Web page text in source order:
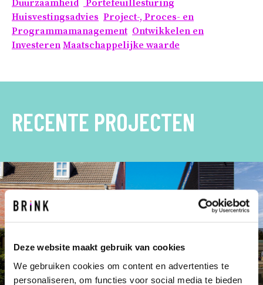
Deze website maakt gebruik van cookies
We gebruiken cookies om content en advertenties te
personaliseren, om functies voor social media te bieden
Duurzaamheid Portefeuillesturing
Huisvestingsadvies Project-, Proces- en
Programmamanagement Ontwikkelen en
Investeren Maatschappelijke waarde
RECENTE PROJECTEN
Metropoolregio Eindhoven